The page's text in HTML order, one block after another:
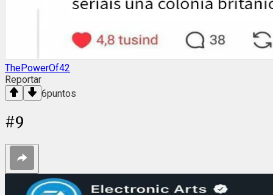
ThePowerOf42
Reportar
6puntos
#9